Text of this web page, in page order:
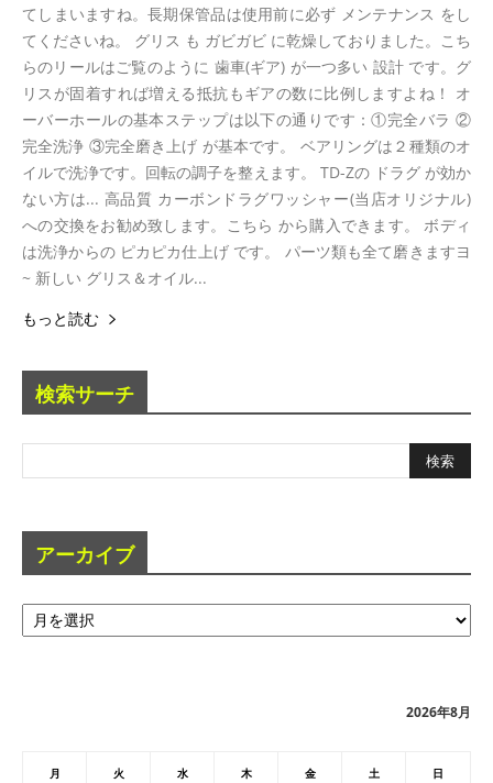
てしまいますね。長期保管品は使用前に必ず メンテナンス をし
てくださいね。 グリス も ガビガビ に乾燥しておりました。こち
らのリールはご覧のように 歯車(ギア) が一つ多い 設計 です。グ
リスが固着すれば増える抵抗もギアの数に比例しますよね！ オ
ーバーホールの基本ステップは以下の通りです：①完全バラ ②
完全洗浄 ③完全磨き上げ が基本です。 ベアリングは２種類のオ
イルで洗浄です。回転の調子を整えます。 TD-Zの ドラグ が効か
ない方は... 高品質 カーボンドラグワッシャー(当店オリジナル)
への交換をお勧め致します。こちら から購入できます。 ボディ
は洗浄からの ピカピカ仕上げ です。 パーツ類も全て磨きますヨ
~ 新しい グリス＆オイル...
もっと読む
検索サーチ
アーカイブ
ア
ー
2026年8月
月 火 水 木 金 土 日